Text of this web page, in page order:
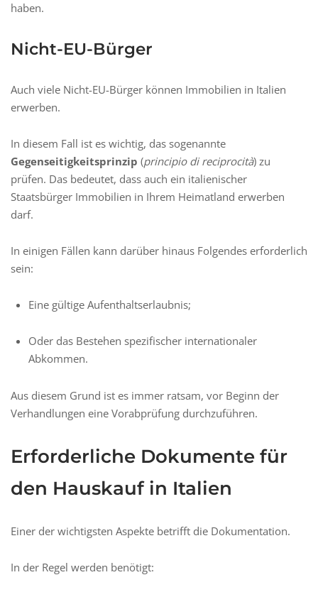
haben.
Nicht-EU-Bürger
Auch viele Nicht-EU-Bürger können Immobilien in Italien
erwerben.
In diesem Fall ist es wichtig, das sogenannte
Gegenseitigkeitsprinzip (principio di reciprocità) zu
prüfen. Das bedeutet, dass auch ein italienischer
Staatsbürger Immobilien in Ihrem Heimatland erwerben
darf.
In einigen Fällen kann darüber hinaus Folgendes erforderlich
sein:
Eine gültige Aufenthaltserlaubnis;
Oder das Bestehen spezifischer internationaler
Abkommen.
Aus diesem Grund ist es immer ratsam, vor Beginn der
Verhandlungen eine Vorabprüfung durchzuführen.
Erforderliche Dokumente für
den Hauskauf in Italien
Einer der wichtigsten Aspekte betrifft die Dokumentation.
In der Regel werden benötigt: